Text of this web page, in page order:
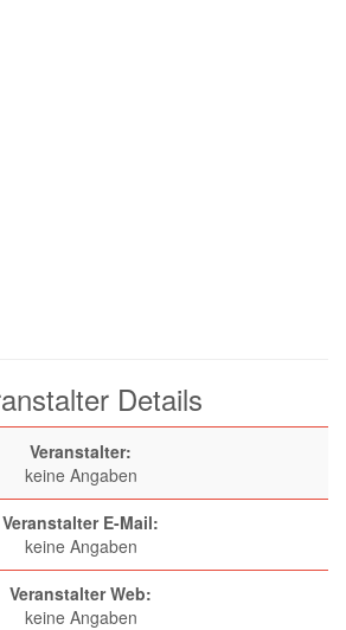
Details
Veranstalter:
keine Angaben
Veranstalter E-Mail:
keine Angaben
Veranstalter Web:
keine Angaben